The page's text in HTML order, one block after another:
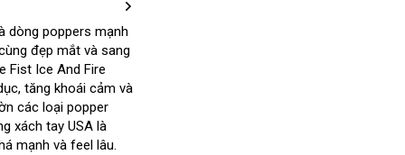
dòng poppers mạnh
đẹp mắt thanh
lý
và sang
Fist Ice And Fire
nội
địa
, tăng khoái cảm phụ
và
lớn
các loại popper
xách tay USA là
mạnh giảm
và feel lâu.